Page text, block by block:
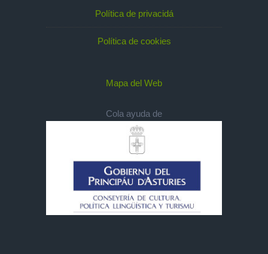
Política de privacidá
Política de cookies
Mapa del Web
Cola ayuda de